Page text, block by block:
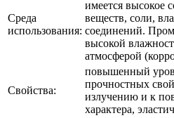
Среда
использования:
имеется высокое
веществ, соли,
соединений.
высокой
атмосферой
Свойства:
повышенный
прочностных
излучению и к
характера,